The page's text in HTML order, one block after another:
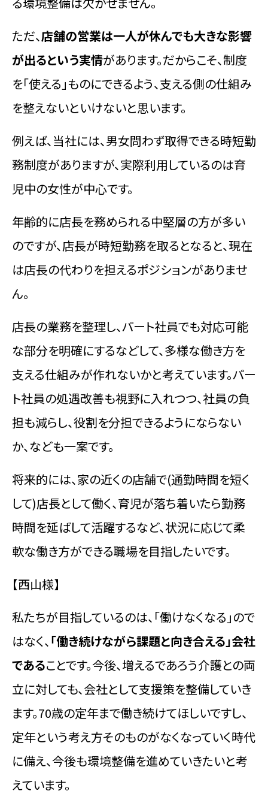
ただ、店舗の営業は一人が休んでも大きな影響
が出るという実情があります。だからこそ、制度
を「使える」ものにできるよう、支える側の仕組み
を整えないといけないと思います。
例えば、当社には、男女問わず取得できる時短勤
務制度がありますが、実際利用しているのは育
児中の女性が中心です。
年齢的に店長を務められる中堅層の方が多い
のですが、店長が時短勤務を取るとなると、現在
は店長の代わりを担えるポジションがありませ
ん。
店長の業務を整理し、パート社員でも対応可能
な部分を明確にするなどして、多様な働き方を
支える仕組みが作れないかと考えています。パー
ト社員の処遇改善も視野に入れつつ、社員の負
担も減らし、役割を分担できるようにならない
か、なども一案です。
将来的には、家の近くの店舗で(通勤時間を短く
して)店長として働く、育児が落ち着いたら勤務
時間を延ばして活躍するなど、状況に応じて柔
軟な働き方ができる職場を目指したいです。
【西山様】
私たちが目指しているのは、「働けなくなる」ので
はなく、「働き続けながら課題と向き合える」会社
であることです。今後、増えるであろう介護との両
立に対しても、会社として支援策を整備していき
ます。70歳の定年まで働き続けてほしいですし、
定年という考え方そのものがなくなっていく時代
に備え、今後も環境整備を進めていきたいと考
えています。